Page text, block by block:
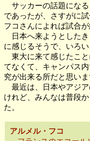
サッカーの話題になる
であったが、さすがに
フコさんによれば試合
日本へ来ようとしたき
に感じるそうで、いろ
東大に来て感じたこと
てなくて、キャンパス
究が出来る所だと思い
最近は、日本やアジア
けれど、みんなは普段
た。
アルメル・フコ